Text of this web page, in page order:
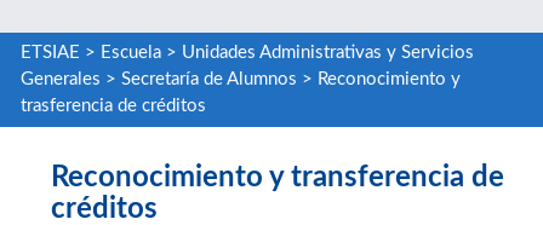
ETSIAE > Escuela> Unidades Administrativas y Servicios
Generales > Secretaría de Alumnos > Reconocimiento y
trasferencia de créditos
Reconocimiento y transferencia de
créditos